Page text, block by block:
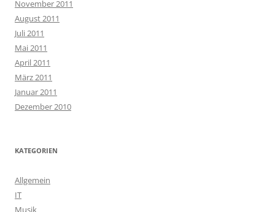
November 2011
August 2011
Juli 2011
Mai 2011
April 2011
März 2011
Januar 2011
Dezember 2010
KATEGORIEN
Allgemein
IT
Musik